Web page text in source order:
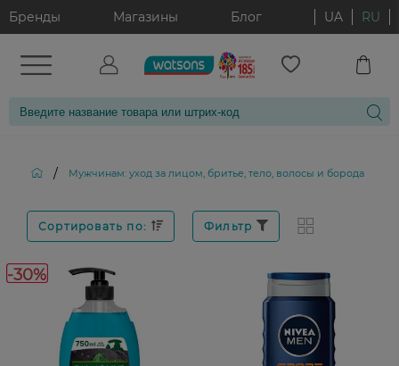
Бренды Магазины Блог UA RU
/ Мужчинам: уход за лицом, бритье, тело, волосы и борода
Сортировать по: Фильтр
-30%